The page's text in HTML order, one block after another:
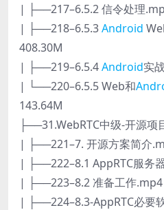
| ├──217–6.5.2 信令处理
| ├──218–6.5.3Android
408.30M
| ├──219–6.5.4Android实
| └──220–6.5.5 Web和
143.64M
├──31.WebRTC中级-开源项
| ├──221–7. 开源方案简介
| ├──222–8.1 AppRTC服务
| ├──223–8.2 准备工作
| ├──224–8.3-AppRTC必要